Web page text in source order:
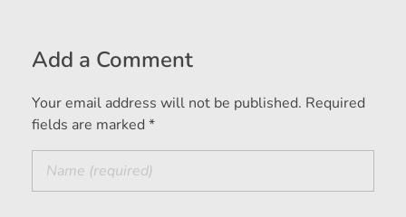
Add a Comment
Your email address will not be published. Required
fields are marked *